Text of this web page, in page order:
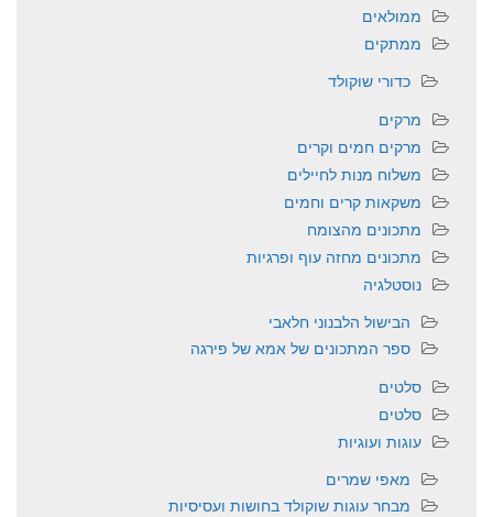
ממולאים
ממתקים
כדורי שוקולד
מרקים
מרקים חמים וקרים
משלוח מנות לחיילים
משקאות קרים וחמים
מתכונים מהצומח
מתכונים מחזה עוף ופרגיות
נוסטלגיה
הבישול הלבנוני חלאבי
ספר המתכונים של אמא של פירגה
סלטים
סלטים
עוגות ועוגיות
מאפי שמרים
מבחר עוגות שוקולד בחושות ועסיסיות